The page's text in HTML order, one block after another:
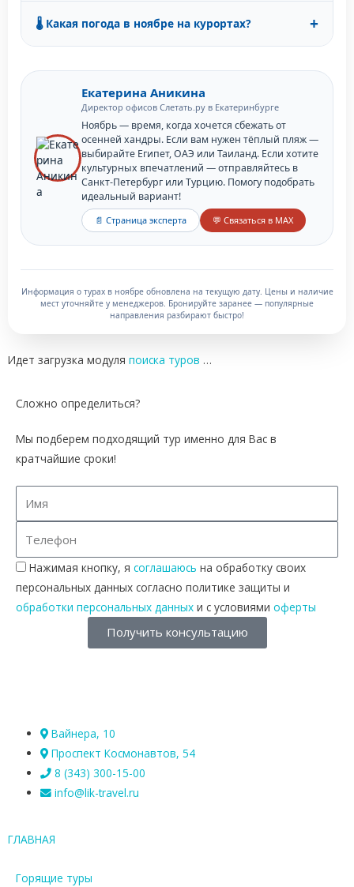
₽), Сочи (от 18 000 ₽) и Турции (от 38 000 ₽). Среди
🌡️ Какая погода в ноябре на курортах? +
комфортная погода: в Египте и ОАЭ — +25…+32°C, в
осень, в Сочи ещё +15°C.
Екатерина Аникина
Директор офисов Слетать.ру в Екатеринбурге
Ноябрь — время, когда хочется сбежать от
осенней хандры. Если вам нужен тёплый пляж —
выбирайте Египет, ОАЭ или Таиланд. Если хотите
культурных впечатлений — отправляйтесь в
Санкт-Петербург или Турцию. Помогу подобрать
идеальный вариант!
📄 Страница эксперта 💬 Связаться в MAX
Информация о турах в ноябре обновлена на текущую дату. Цены и наличие
мест уточняйте у менеджеров. Бронируйте заранее — популярные
направления разбирают быстро!
Идет загрузка модуля поиска туров …
Сложно определиться?
Мы подберем подходящий тур именно для Вас в
кратчайшие сроки!
Нажимая кнопку, я соглашаюсь на обработку своих
персональных данных согласно политике защиты и
обработки персональных данных и с условиями оферты
Получить консультацию
Вайнера, 10
Проспект Космонавтов, 54
8 (343) 300-15-00
info@lik-travel.ru
ГЛАВНАЯ
Горящие туры